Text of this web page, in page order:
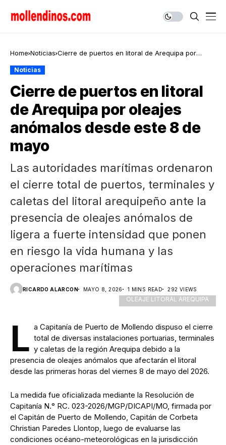
Home Noticias Cierre de puertos en litoral de Arequipa por
Noticias
Cierre de puertos en litoral
de Arequipa por oleajes
anómalos desde este 8 de
mayo
Las autoridades marítimas ordenaron
el cierre total de puertos, terminales y
caletas del litoral arequipeño ante la
presencia de oleajes anómalos de
ligera a fuerte intensidad que ponen
en riesgo la vida humana y las
operaciones marítimas
RICARDO ALARCON MAYO 8, 2026 1 MINS READ 292 VIEWS
OLEAJE LITORAL AREQUIPA
L a Capitanía de Puerto de Mollendo dispuso el cierre
total de diversas instalaciones portuarias, terminales
y caletas de la región Arequipa debido a la
presencia de oleajes anómalos que afectarán el litoral
desde las primeras horas del viernes 8 de mayo del 2026.
La medida fue oficializada mediante la Resolución de
Capitanía N.° RC. 023-2026/MGP/DICAPI/MO, firmada por
el Capitán de Puerto de Mollendo, Capitán de Corbeta
Christian Paredes Llontop, luego de evaluarse las
condiciones océano-meteorológicas en la jurisdicción